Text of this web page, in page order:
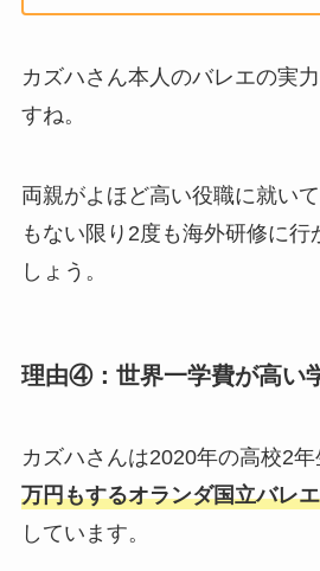
カズハさん本人のバレエの実
すね。
両親がよほど高い役職に就い
もない限り2度も海外研修に
しょう。
理由④：世界一学費が高い
カズハさんは2020年の高校2年
万円もするオランダ国立バレ
しています。